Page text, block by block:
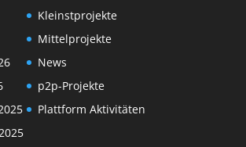
Kleinstprojekte
Mittelprojekte
News
p2p-Projekte
Plattform Aktivitäten